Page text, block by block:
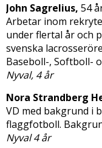
John Sagrelius, 54
Arbetar inom
under flertal år och
svenska
Baseboll-, Softboll-
Nyval, 4 år
Nora Strandberg
VD med bakgrund i
flaggfotboll.
Nyval 4 år